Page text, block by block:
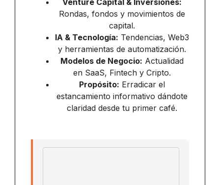
Venture Capital & Inversiones:
Rondas, fondos y movimientos de
capital.
IA & Tecnología: Tendencias, Web3
y herramientas de automatización.
Modelos de Negocio: Actualidad
en SaaS, Fintech y Cripto.
Propósito: Erradicar el
estancamiento informativo dándote
claridad desde tu primer café.